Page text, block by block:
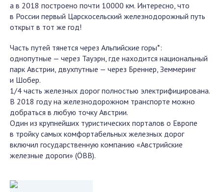
а в 2018 построено почти 10000 км. Интересно, что
в России первый Царскосельский железнодорожный путь
открыт в тот же год!
Часть путей тянется через Альпийские горы*:
однопутные — через Тауэрн, где находится национальный
парк Австрии, двухпутные — через Бреннер, Земмеринг
и Шобер.
1/4 часть железных дорог полностью электрифицирована.
В 2018 году на железнодорожном транспорте можно
добраться в любую точку Австрии.
Один из крупнейших туристических порталов о Европе
в тройку самых комфортабельных железных дорог
включил государственную компанию «Австрийские
железные дороги» (ÖBB).